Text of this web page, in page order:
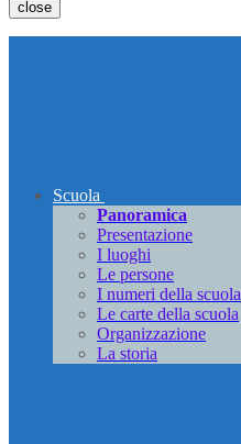
close
Scuola
Panoramica
Presentazione
I luoghi
Le persone
I numeri della scuola
Le carte della scuola
Organizzazione
La storia